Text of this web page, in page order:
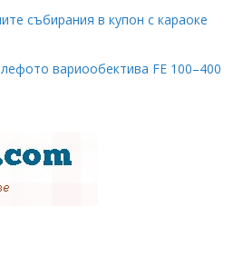
събирания в купон с караоке
вариообектива FE 100–400